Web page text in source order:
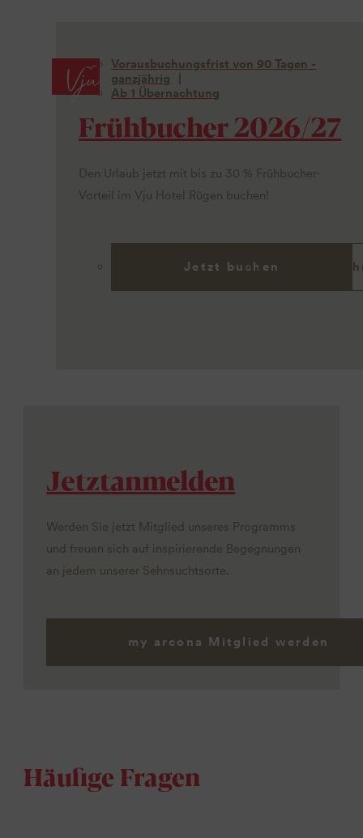
Vorausbuchungsfrist von 90 Tagen -
ganzjährig
Ab 1 Übernachtung
Frühbucher 2026/27
Den Urlaub jetzt mit bis zu 30 % Frühbucher-
Vorteil im Vju Hotel Rügen buchen!
Jetzt buchen
Jetztanmelden
Werden Sie jetzt Mitglied unseres Programms
und freuen sich auf inspirierende Begegnungen
an jedem unserer Sehnsuchtsorte.
my arcona Mitglied werden
Häufige Fragen